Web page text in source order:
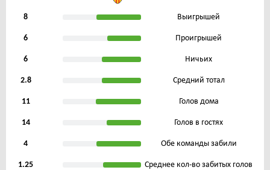
8 Выигрышей
6 Проигрышей
6 Ничьих
2.8 Средний тотал
11 Голов дома
14 Голов в гостях
4 Обе команды забили
1.25 Среднее кол-во забитых голов